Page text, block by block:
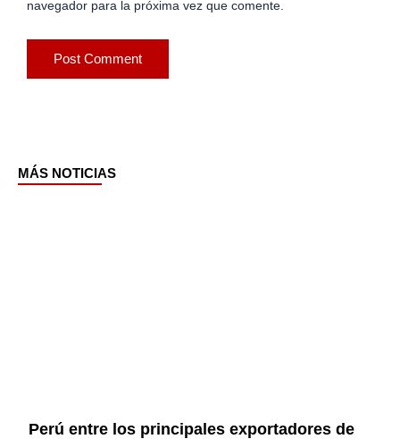
navegador para la próxima vez que comente.
MÁS NOTICIAS
Perú entre los principales exportadores de